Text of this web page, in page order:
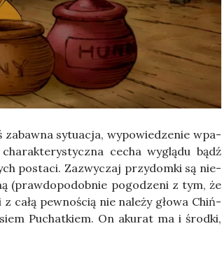
sytu­acja, wypo­wie­dze­nie wpa­
cecha wyglą­du bądź
posta­ci. Zazwy­czaj przy­dom­ki są nie­
(praw­do­po­dob­nie pogo­dze­ni z tym, że
pew­no­ścią nie nale­ży gło­wa Chiń­
Puchat­kiem. On aku­rat ma i środ­ki,